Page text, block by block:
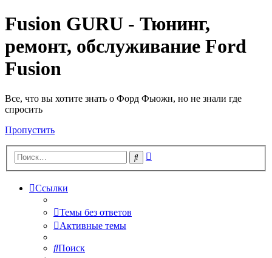
Fusion GURU - Тюнинг,
ремонт, обслуживание Ford
Fusion
Все, что вы хотите знать о Форд Фьюжн, но не знали где
спросить
Пропустить
Поиск
Ссылки
Темы без ответов
Активные темы
Поиск